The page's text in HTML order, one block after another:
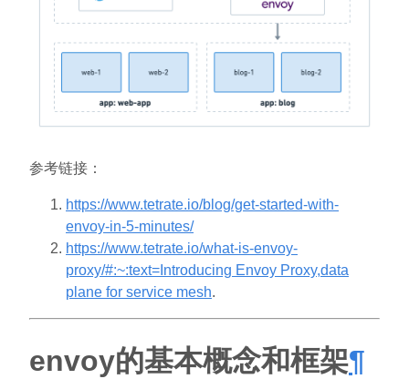
参考链接：
https://www.tetrate.io/blog/get-started-with-
envoy-in-5-minutes/
https://www.tetrate.io/what-is-envoy-
proxy/#:~:text=Introducing Envoy Proxy,data
plane for service mesh.
envoy的基本概念和框架¶